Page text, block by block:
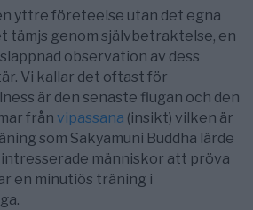
yttre företeelse utan det egna
tämjs genom självbetraktelse, en
observation av dess
Vi kallar det oftast för
är den senaste flugan och den
från vipassana (insikt) vilken är
som Sakyamuni Buddha lärde
intresserade människor att pröva
en minutiös träning i